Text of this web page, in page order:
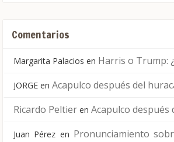
Comentarios
Margarita Palacios en Harris o Trump:
JORGE en Acapulco después del
Ricardo Peltier en Acapulco después
Juan Pérez en Pronunciamiento